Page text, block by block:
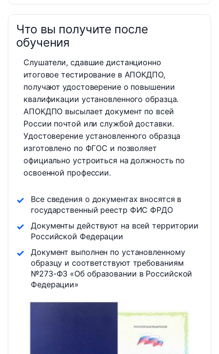
Что вы получите после
обучения
Слушатели, сдавшие дистанционно
итоговое тестирование в АПОКДПО,
получают удостоверение о повышении
квалификации установленного образца.
АПОКДПО высылает документ по всей
России почтой или службой доставки.
Удостоверение установленного образца
изготовлено по ФГОС и позволяет
официально устроиться на должность по
освоенной профессии.
Все сведения о документах вносятся в
государственный реестр ФИС ФРДО
Документы действуют на всей территории
Российской Федерации
Документ выполнен по установленному
образцу и соответствуют требованиям
№273-ФЗ «Об образовании в Российской
Федерации»